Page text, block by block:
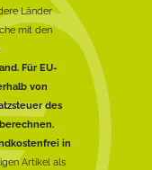
Länder
mit den
Für EU-
von
des
in
Artikel als